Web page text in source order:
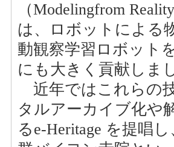
（Modelingfrom
は、ロボットによる
動観察学習ロボット
にも大きく貢献しま
近年ではこれらの
タルアーカイブ化や
るe-Heritage を提唱